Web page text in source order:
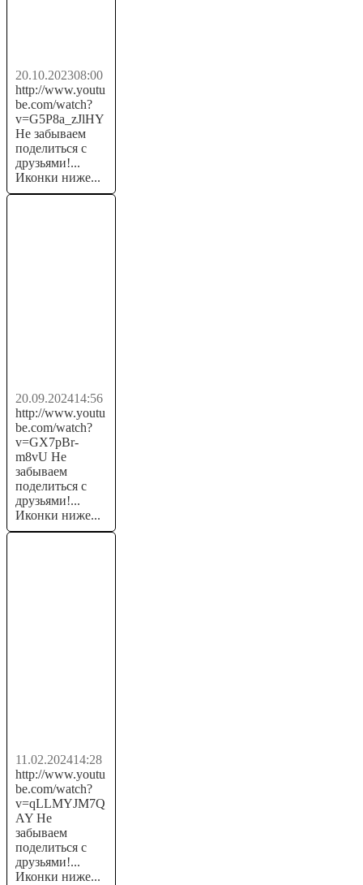
20.10.202308:00
http://www.youtu
be.com/watch?
v=G5P8a_zJlHY
Не забываем
поделиться с
друзьями!...
Иконки ниже...
20.09.202414:56
http://www.youtu
be.com/watch?
v=GX7pBr-
m8vU Не
забываем
поделиться с
друзьями!...
Иконки ниже...
11.02.202414:28
http://www.youtu
be.com/watch?
v=qLLMYJM7Q
AY Не
забываем
поделиться с
друзьями!...
Иконки ниже...